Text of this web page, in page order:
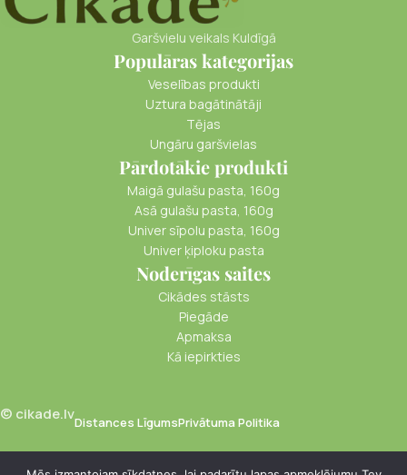
Garšvielu veikals Kuldīgā
Populāras kategorijas
Veselības produkti
Uztura bagātinātāji
Tējas
Ungāru garšvielas
Pārdotākie produkti
Maigā gulašu pasta, 160g
Asā gulašu pasta, 160g
Univer sīpolu pasta, 160g
Univer ķiploku pasta
Noderīgas saites
Cikādes stāsts
Piegāde
Apmaksa
Kā iepirkties
© cikade.lvDistances LīgumsPrivātuma Politika